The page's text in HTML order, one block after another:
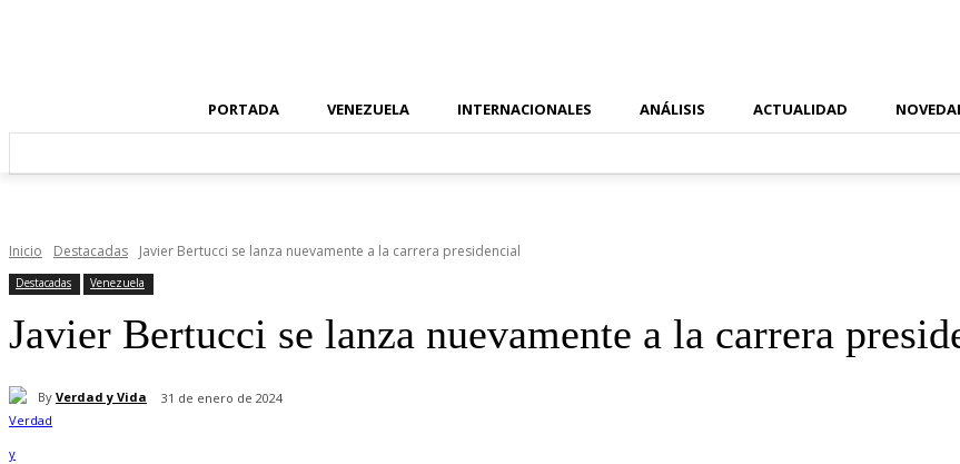
PORTADA VENEZUELA INTERNACIONALES ANÁLISIS ACTUALIDAD
Inicio Destacadas Javier Bertucci se lanza nuevamente a la carrera presidencial
Destacadas Venezuela
Javier Bertucci se lanza nuevamente a la carrera
By Verdad y Vida 31 de enero de 2024